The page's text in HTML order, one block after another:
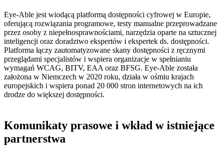
Eye-Able jest wiodącą platformą dostępności cyfrowej w Europie,
oferującą rozwiązania programowe, testy manualne przeprowadzane
przez osoby z niepełnosprawnościami, narzędzia oparte na sztucznej
inteligencji oraz doradztwo ekspertów i ekspertek ds. dostępności.
Platforma łączy zautomatyzowane skany dostępności z ręcznymi
przeglądami specjalistów i wspiera organizacje w spełnianiu
wymagań WCAG, BITV, EAA oraz BFSG. Eye-Able została
założona w Niemczech w 2020 roku, działa w ośmiu krajach
europejskich i wspiera ponad 20 000 stron internetowych na ich
drodze do większej dostępności.
Komunikaty prasowe i wkład w istniejące
partnerstwa